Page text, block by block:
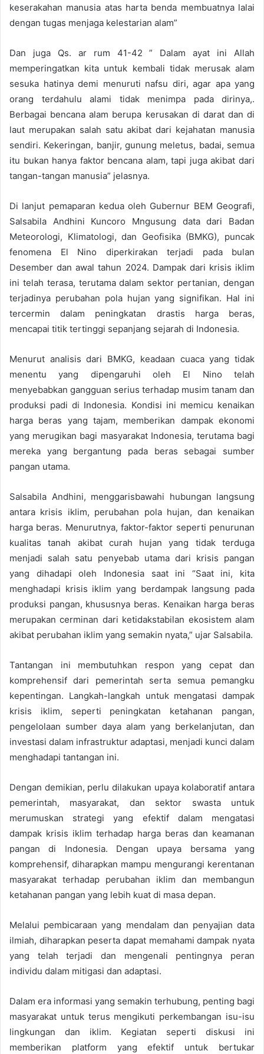
keserakahan manusia atas harta benda membuatnya lalai
dengan tugas menjaga kelestarian alam”
Dan juga Qs. ar rum 41-42 ” Dalam ayat ini Allah
memperingatkan kita untuk kembali tidak merusak alam
sesuka hatinya demi menuruti nafsu diri, agar apa yang
orang terdahulu alami tidak menimpa pada dirinya,.
Berbagai bencana alam berupa kerusakan di darat dan di
laut merupakan salah satu akibat dari kejahatan manusia
sendiri. Kekeringan, banjir, gunung meletus, badai, semua
itu bukan hanya faktor bencana alam, tapi juga akibat dari
tangan-tangan manusia” jelasnya.
Di lanjut pemaparan kedua oleh Gubernur BEM Geografi,
Salsabila Andhini Kuncoro Mngusung data dari Badan
Meteorologi, Klimatologi, dan Geofisika (BMKG), puncak
fenomena El Nino diperkirakan terjadi pada bulan
Desember dan awal tahun 2024. Dampak dari krisis iklim
ini telah terasa, terutama dalam sektor pertanian, dengan
terjadinya perubahan pola hujan yang signifikan. Hal ini
tercermin dalam peningkatan drastis harga beras,
mencapai titik tertinggi sepanjang sejarah di Indonesia.
Menurut analisis dari BMKG, keadaan cuaca yang tidak
menentu yang dipengaruhi oleh El Nino telah
menyebabkan gangguan serius terhadap musim tanam dan
produksi padi di Indonesia. Kondisi ini memicu kenaikan
harga beras yang tajam, memberikan dampak ekonomi
yang merugikan bagi masyarakat Indonesia, terutama bagi
mereka yang bergantung pada beras sebagai sumber
pangan utama.
Salsabila Andhini, menggarisbawahi hubungan langsung
antara krisis iklim, perubahan pola hujan, dan kenaikan
harga beras. Menurutnya, faktor-faktor seperti penurunan
kualitas tanah akibat curah hujan yang tidak terduga
menjadi salah satu penyebab utama dari krisis pangan
yang dihadapi oleh Indonesia saat ini “Saat ini, kita
menghadapi krisis iklim yang berdampak langsung pada
produksi pangan, khususnya beras. Kenaikan harga beras
merupakan cerminan dari ketidakstabilan ekosistem alam
akibat perubahan iklim yang semakin nyata,” ujar Salsabila.
Tantangan ini membutuhkan respon yang cepat dan
komprehensif dari pemerintah serta semua pemangku
kepentingan. Langkah-langkah untuk mengatasi dampak
krisis iklim, seperti peningkatan ketahanan pangan,
pengelolaan sumber daya alam yang berkelanjutan, dan
investasi dalam infrastruktur adaptasi, menjadi kunci dalam
menghadapi tantangan ini.
Dengan demikian, perlu dilakukan upaya kolaboratif antara
pemerintah, masyarakat, dan sektor swasta untuk
merumuskan strategi yang efektif dalam mengatasi
dampak krisis iklim terhadap harga beras dan keamanan
pangan di Indonesia. Dengan upaya bersama yang
komprehensif, diharapkan mampu mengurangi kerentanan
masyarakat terhadap perubahan iklim dan membangun
ketahanan pangan yang lebih kuat di masa depan.
Melalui pembicaraan yang mendalam dan penyajian data
ilmiah, diharapkan peserta dapat memahami dampak nyata
yang telah terjadi dan mengenali pentingnya peran
individu dalam mitigasi dan adaptasi.
Dalam era informasi yang semakin terhubung, penting bagi
masyarakat untuk terus mengikuti perkembangan isu-isu
lingkungan dan iklim. Kegiatan seperti diskusi ini
memberikan platform yang efektif untuk bertukar